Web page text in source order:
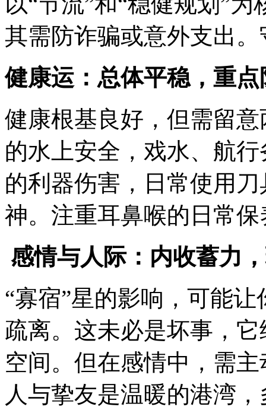
其需防诈骗或意外支出
健康运：总体平稳，重点
健康根基良好，但需留
的水上安全，戏水、航
的利器伤害，日常使用
神。注重耳鼻喉的日常保
感情与人际：内收蓄力
“寡宿”星的影响，可能
疏离。这未必是坏事，
空间。但在感情中，需
人与挚友是温暖的港湾